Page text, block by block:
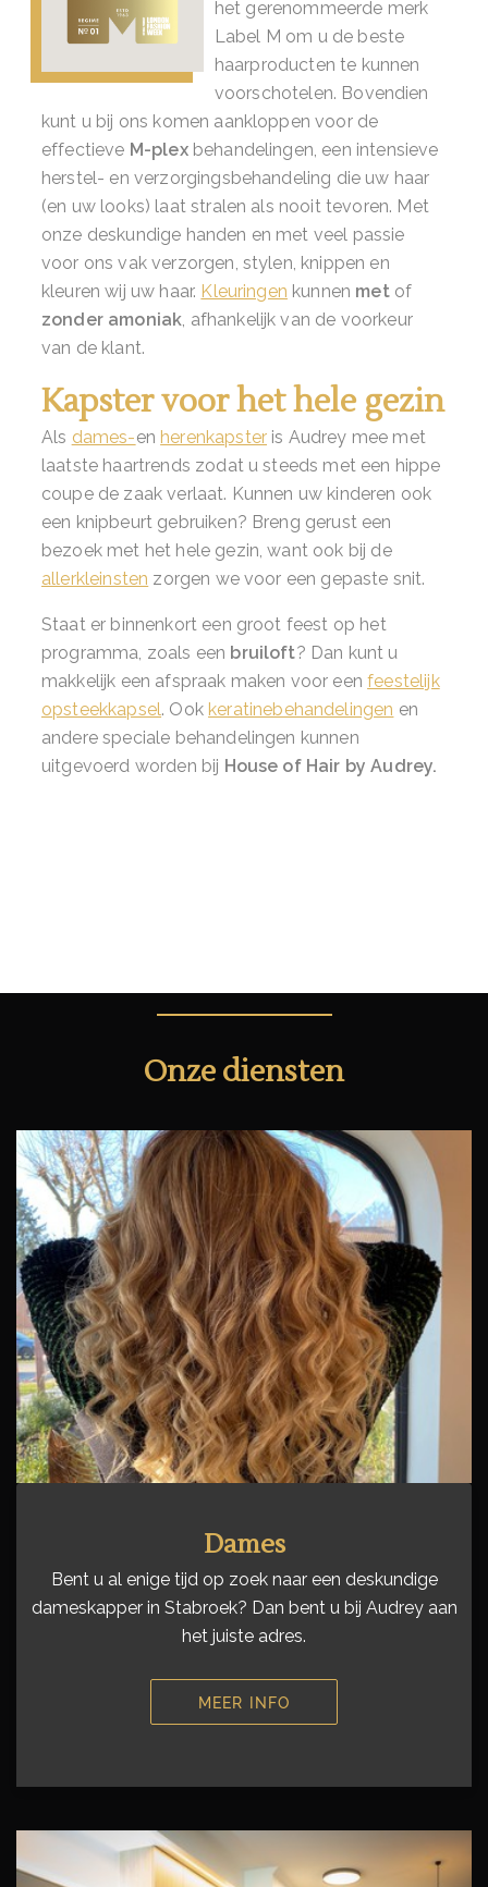
het gerenommeerde merk
Label M om u de beste
haarproducten te kunnen
voorschotelen. Bovendien
kunt u bij ons komen aankloppen voor de
effectieve M-plexbehandelingen, een intensieve
herstel- en verzorgingsbehandeling die uw haar
(en uw looks) laat stralen als nooit tevoren. Met
onze deskundige handen en met veel passie
voor ons vak verzorgen, stylen, knippen en
kleuren wij uw haar. Kleuringen kunnen met of
zonder amoniak, afhankelijk van de voorkeur
van de klant.
Kapster voor het hele gezin
Als dames-enherenkapster is Audrey mee met
laatste haartrends zodat u steeds met een hippe
coupe de zaak verlaat. Kunnen uw kinderen ook
een knipbeurt gebruiken? Breng gerust een
bezoek met het hele gezin, want ook bij de
allerkleinsten zorgen we voor een gepaste snit.
Staat er binnenkort een groot feest op het
programma, zoals een bruiloft? Dan kunt u
makkelijk een afspraak maken voor eenfeestelijk
opsteekkapsel. Ookkeratinebehandelingen en
andere speciale behandelingen kunnen
uitgevoerd worden bij House of Hair by Audrey.
Onze diensten
Dames
Bent u al enige tijd op zoek naar een deskundige
dameskapper in Stabroek? Dan bent u bij Audrey aan
het juiste adres.
MEER INFO